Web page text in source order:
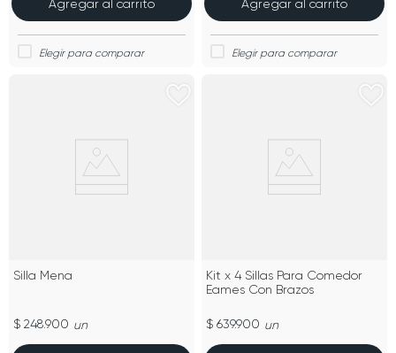
Agregar al carrito Agregar al carrito
Silla Mena
$ 248.900 un
Kit x 4 Sillas Para Comedor
Eames Con Brazos
$ 639.900 un